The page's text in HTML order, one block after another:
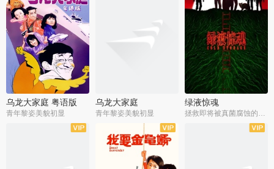
乌龙大家庭 粤语版
青年黎姿美貌初显
乌龙大家庭
青年黎姿美貌初显
绿液惊魂
拯救即将被真菌腐蚀的世界